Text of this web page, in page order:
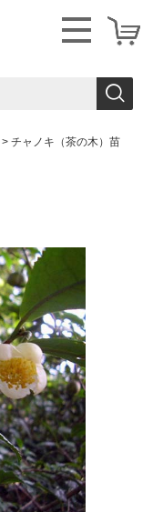
チャノキ（茶の木）苗